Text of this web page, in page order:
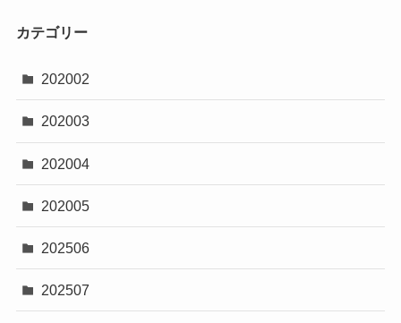
カテゴリー
202002
202003
202004
202005
202506
202507